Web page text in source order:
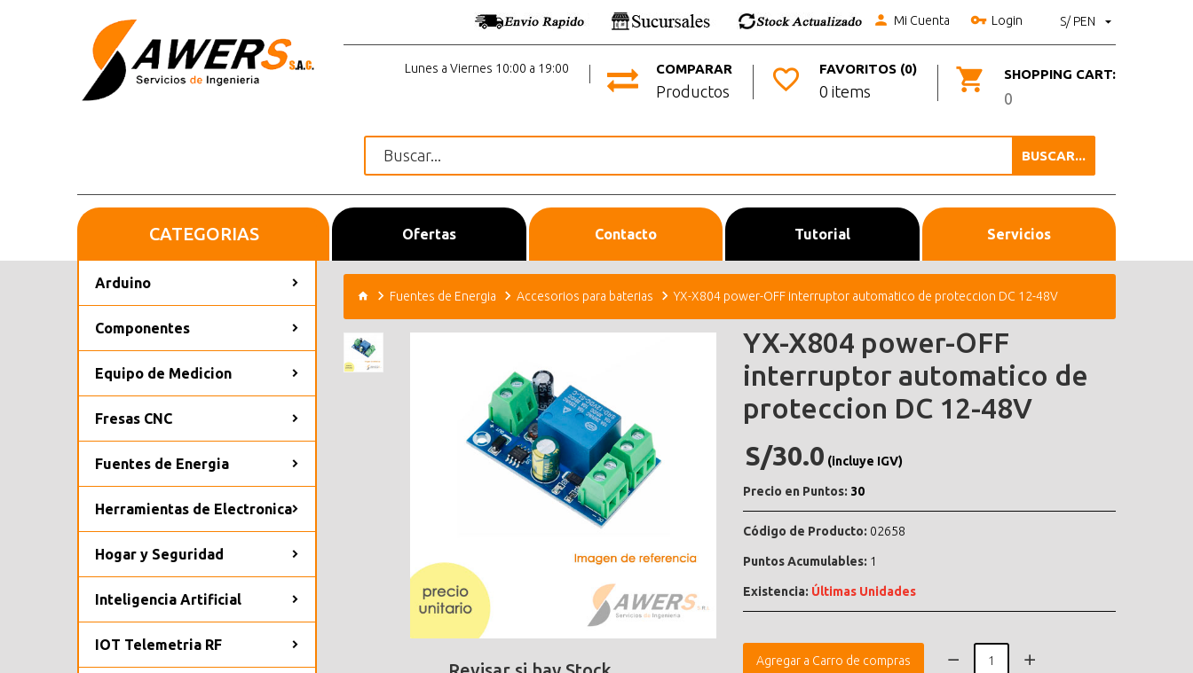
S/ PEN
Mi Cuenta Login
SHOPPING CART:
0
FAVORITOS (0)
0 items
COMPARAR
Productos
Lunes a Viernes 10:00 a 19:00
BUSCAR...
Inicio Ofertas Contacto Tutorial Servicios
CATEGORIAS
Arduino
Componentes
Equipo de Medicion
Fresas CNC
Fuentes de Energia
Herramientas de Electronica
Hogar y Seguridad
Inteligencia Artificial
IOT Telemetria RF
Fuentes de Energia Accesorios para baterias YX-X804 power-OFF interruptor automatico de proteccion DC 12-48V
YX-X804 power-OFF
interruptor automatico de
proteccion DC 12-48V
S/30.0 (incluye IGV)
Precio en Puntos: 30
Código de Producto: 02658
Puntos Acumulables: 1
Existencia: Últimas Unidades
Agregar a Carro de compras